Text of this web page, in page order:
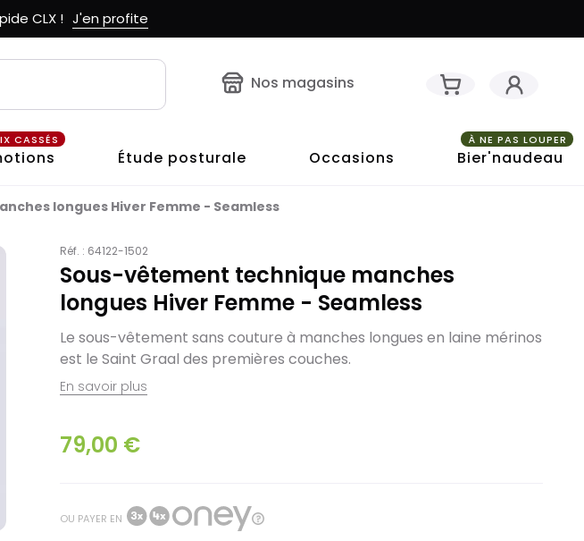
CLX ! J'en profite
Nos magasins
CASSÉS
Étude posturale Occasions Bier'naudeau
À NE PAS LOUPER
longues Hiver Femme - Seamless
Réf. : 64122-1502
Sous-vêtement technique manches
longues Hiver Femme - Seamless
Le sous-vêtement sans couture à manches longues en laine mérinos
est le Saint Graal des premières couches.
En savoir plus
79,00 €
OU PAYER EN